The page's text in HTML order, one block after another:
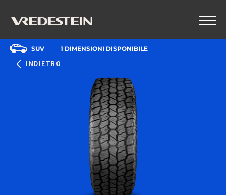
INDIETRO
SUV 1 DIMENSIONI DISPONIBILE